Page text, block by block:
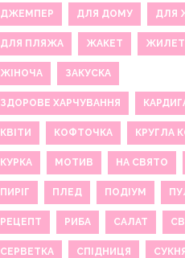
ДЖЕМПЕР ДЛЯ ДОМУ ДЛЯ
ДЛЯ ПЛЯЖА ЖАКЕТ ЖИЛЕТ
ЖІНОЧА ЗАКУСКА
ЗДОРОВЕ ХАРЧУВАННЯ
КВІТИ КОФТОЧКА КРУГЛА
КУРКА МОТИВ НА СВЯТО
ПИРІГ ПЛЕД ПОДІУМ
РЕЦЕПТ РИБА САЛАТ
СЕРВЕТКА СПІДНИЦЯ